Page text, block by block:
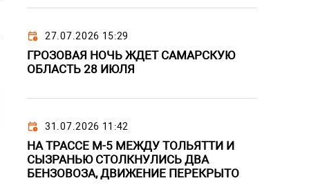
27.07.2026 15:29
ГРОЗОВАЯ НОЧЬ ЖДЕТ САМАРСКУЮ
ОБЛАСТЬ 28 ИЮЛЯ
31.07.2026 11:42
НА ТРАССЕ М-5 МЕЖДУ ТОЛЬЯТТИ И
СЫЗРАНЬЮ СТОЛКНУЛИСЬ ДВА
БЕНЗОВОЗА, ДВИЖЕНИЕ ПЕРЕКРЫТО